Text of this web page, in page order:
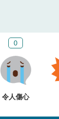
0
令人傷心